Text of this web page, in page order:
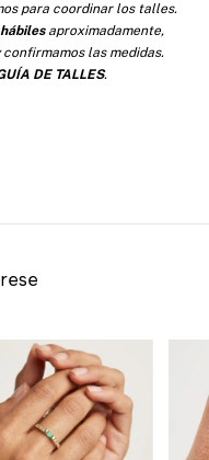
para coordinar los talles.
aproximadamente,
las medidas.
DE TALLES.